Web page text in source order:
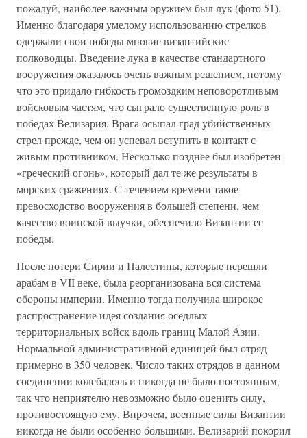
пожалуй, наиболее важным оружием был лук (фото 51).
Именно благодаря умелому использованию стрелков
одержали свои победы многие византийские
полководцы. Введение лука в качестве стандартного
вооружения оказалось очень важным решением, потому
что это придало гибкость громоздким неповоротливым
войсковым частям, что сыграло существенную роль в
победах Велизария. Врага осыпал град убийственных
стрел прежде, чем он успевал вступить в контакт с
живым противником. Несколько позднее был изобретен
«греческий огонь», который дал те же результаты в
морских сражениях. С течением времени такое
превосходство вооружения в большей степени, чем
качество воинской выучки, обеспечило Византии ее
победы.
После потери Сирии и Палестины, которые перешли
арабам в VII веке, была реорганизована вся система
обороны империи. Именно тогда получила широкое
распространение идея создания оседлых
территориальных войск вдоль границ Малой Азии.
Нормальной административной единицей был отряд
примерно в 350 человек. Число таких отрядов в данном
соединении колебалось и никогда не было постоянным,
так что неприятелю невозможно было оценить силу,
противостоящую ему. Впрочем, военные силы Византии
никогда не были особенно большими. Велизарий покорил